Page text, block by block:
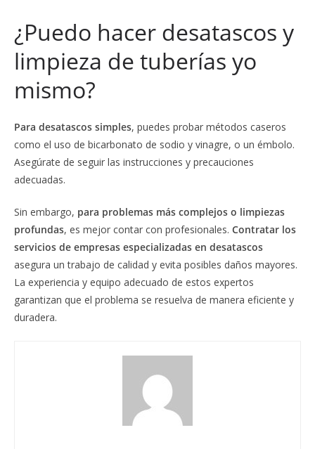
¿Puedo hacer desatascos y
limpieza de tuberías yo
mismo?
Para desatascos simples, puedes probar métodos caseros
como el uso de bicarbonato de sodio y vinagre, o un émbolo.
Asegúrate de seguir las instrucciones y precauciones
adecuadas.
Sin embargo, para problemas más complejos o limpiezas
profundas, es mejor contar con profesionales. Contratar los
servicios de empresas especializadas en desatascos
asegura un trabajo de calidad y evita posibles daños mayores.
La experiencia y equipo adecuado de estos expertos
garantizan que el problema se resuelva de manera eficiente y
duradera.